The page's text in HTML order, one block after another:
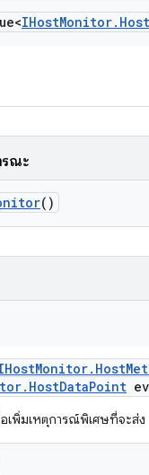
IHostMonitor. Host
รณะ
()
Monitor. Host
. HostDataPoint
อเพิ่มเหตุการณ์พิเศษที่จะส่ง